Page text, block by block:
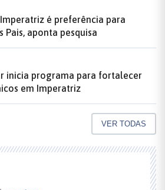
é preferência para
Pais, aponta pesquisa
inicia programa para fortalecer
em Imperatriz
VER TODAS